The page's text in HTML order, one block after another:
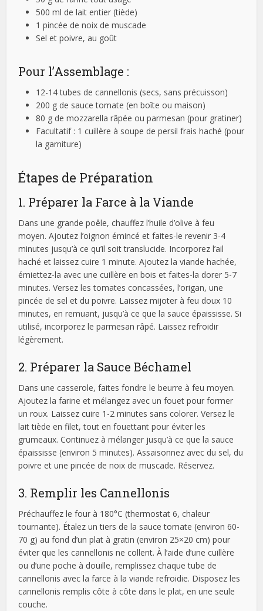
500 ml de lait entier (tiède)
1 pincée de noix de muscade
Sel et poivre, au goût
Pour l’Assemblage :
12-14 tubes de cannellonis (secs, sans précuisson)
200 g de sauce tomate (en boîte ou maison)
80 g de mozzarella râpée ou parmesan (pour gratiner)
Facultatif : 1 cuillère à soupe de persil frais haché (pour
la garniture)
Étapes de Préparation
1. Préparer la Farce à la Viande
Dans une grande poêle, chauffez l’huile d’olive à feu
moyen. Ajoutez l’oignon émincé et faites-le revenir 3-4
minutes jusqu’à ce qu’il soit translucide. Incorporez l’ail
haché et laissez cuire 1 minute. Ajoutez la viande hachée,
émiettez-la avec une cuillère en bois et faites-la dorer 5-7
minutes. Versez les tomates concassées, l’origan, une
pincée de sel et du poivre. Laissez mijoter à feu doux 10
minutes, en remuant, jusqu’à ce que la sauce épaississe. Si
utilisé, incorporez le parmesan râpé. Laissez refroidir
légèrement.
2. Préparer la Sauce Béchamel
Dans une casserole, faites fondre le beurre à feu moyen.
Ajoutez la farine et mélangez avec un fouet pour former
un roux. Laissez cuire 1-2 minutes sans colorer. Versez le
lait tiède en filet, tout en fouettant pour éviter les
grumeaux. Continuez à mélanger jusqu’à ce que la sauce
épaississe (environ 5 minutes). Assaisonnez avec du sel, du
poivre et une pincée de noix de muscade. Réservez.
3. Remplir les Cannellonis
Préchauffez le four à 180°C (thermostat 6, chaleur
tournante). Étalez un tiers de la sauce tomate (environ 60-
70 g) au fond d’un plat à gratin (environ 25×20 cm) pour
éviter que les cannellonis ne collent. À l’aide d’une cuillère
ou d’une poche à douille, remplissez chaque tube de
cannellonis avec la farce à la viande refroidie. Disposez les
cannellonis remplis côte à côte dans le plat, en une seule
couche.